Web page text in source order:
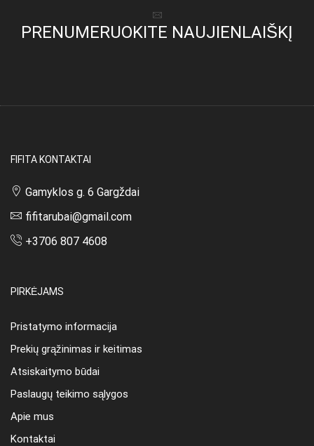
PRENUMERUOKITE NAUJIENLAIŠKĮ
FIFITA KONTAKTAI
Gamyklos g. 6 Gargždai
fifitarubai@gmail.com
+3706 807 4608
PIRKĖJAMS
Pristatymo informacija
Prekių grąžinimas ir keitimas
Atsiskaitymo būdai
Paslaugų teikimo sąlygos
Apie mus
Kontaktai